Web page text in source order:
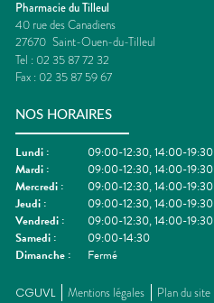
Pharmacie du Tilleul
40 rue des Canadiens
27670 Saint-Ouen-du-Tilleul
Tel : 02 35 87 72 32
Fax : 02 35 87 59 67
NOS HORAIRES
Lundi :
09:00-12:30, 14:00-19:30
Mardi :
09:00-12:30, 14:00-19:30
Mercredi :
09:00-12:30, 14:00-19:30
Jeudi :
09:00-12:30, 14:00-19:30
Vendredi :
09:00-12:30, 14:00-19:30
Samedi :
09:00-14:30
Dimanche : Fermé
CGUVL Mentions légales Plan du site